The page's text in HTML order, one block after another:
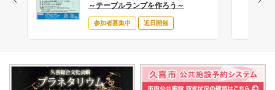
～テーブルランプを作ろう～
参加者募集中 近日開催